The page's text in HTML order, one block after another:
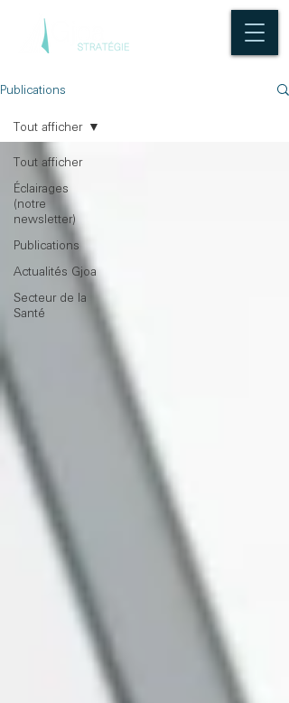
Publications
Tout afficher
Éclairages
(notre
newsletter)
Publications
Actualités Gjoa
Secteur de la
Santé
Tout afficher